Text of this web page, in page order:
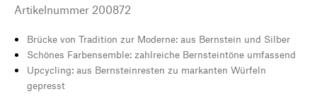
Artikelnummer 200872
Brücke von Tradition zur Moderne: aus Bernstein und Silber
Schönes Farbensemble: zahlreiche Bernsteintöne umfassend
Upcycling: aus Bernsteinresten zu markanten Würfeln
gepresst